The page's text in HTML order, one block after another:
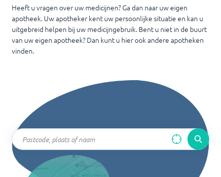
Heeft u vragen over uw medicijnen? Ga dan naar uw eigen
apotheek. Uw apotheker kent uw persoonlijke situatie en kan u
uitgebreid helpen bij uw medicijngebruik. Bent u niet in de buurt
van uw eigen apotheek? Dan kunt u hier ook andere apotheken
vinden.